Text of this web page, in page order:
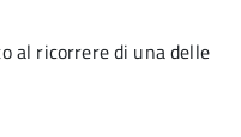
al ricorrere di una delle